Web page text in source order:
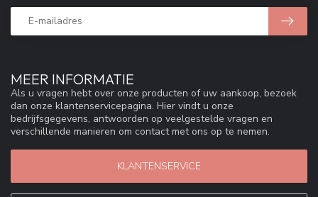
MEER INFORMATIE
Als u vragen hebt over onze producten of uw aankoop, bezoek
dan onze klantenservicepagina. Hier vindt u onze
bedrijfsgegevens, antwoorden op veelgestelde vragen en
verschillende manieren om contact met ons op te nemen.
KLANTENSERVICE